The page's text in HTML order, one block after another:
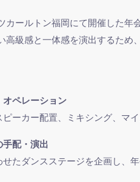
カールトン福岡にて開催した年
高級感と一体感を演出するため
ペレーション
ーカー配置、ミキシング、マ
手配・演出
たダンスステージを企画し、